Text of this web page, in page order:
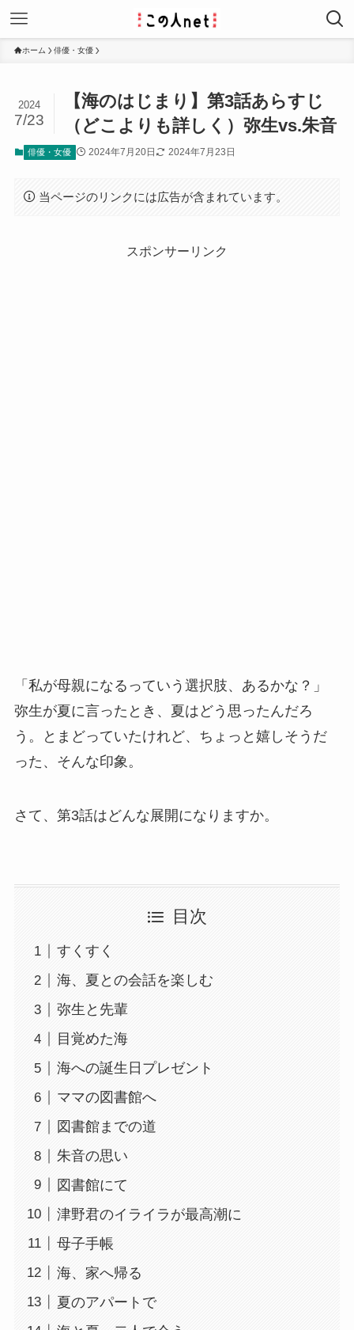
ホーム 俳優・女優
【海のはじまり】第3話あらすじ
（どこよりも詳しく）弥生vs.朱音
2024
7/23
俳優・女優 2024年7月20日 2024年7月23日
当ページのリンクには広告が含まれています。
スポンサーリンク
「私が母親になるっていう選択肢、あるかな？」
弥生が夏に言ったとき、夏はどう思ったんだろ
う。とまどっていたけれど、ちょっと嬉しそうだ
った、そんな印象。
さて、第3話はどんな展開になりますか。
目次
すくすく
海、夏との会話を楽しむ
弥生と先輩
目覚めた海
海への誕生日プレゼント
ママの図書館へ
図書館までの道
朱音の思い
図書館にて
津野君のイライラが最高潮に
母子手帳
海、家へ帰る
夏のアパートで